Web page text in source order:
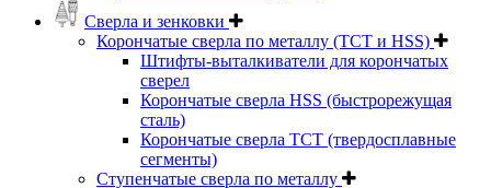
Сверла и зенковки
Корончатые сверла по металлу (TCT и HSS)
Штифты-выталкиватели для корончатых
сверел
Корончатые сверла HSS (быстрорежущая
сталь)
Корончатые сверла TCT (твердосплавные
сегменты)
Ступенчатые сверла по металлу